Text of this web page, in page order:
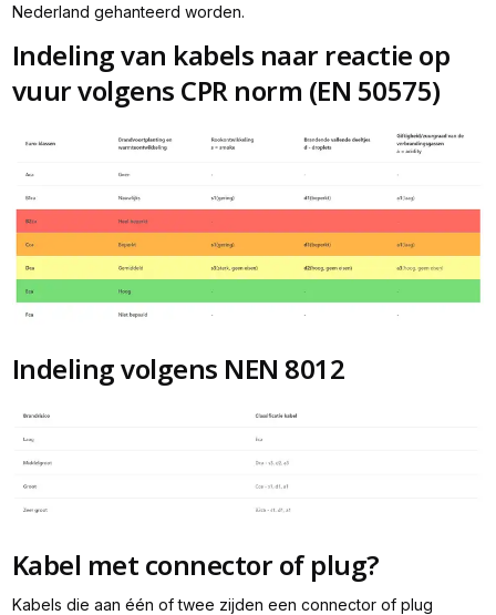
Nederland gehanteerd worden.
Indeling van kabels naar reactie op
vuur volgens CPR norm (EN 50575)
Indeling volgens NEN 8012
Kabel met connector of plug?
Kabels die aan één of twee zijden een connector of plug